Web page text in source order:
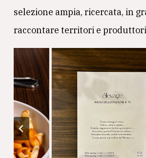
selezione ampia, ricercata, in
raccontare territori e